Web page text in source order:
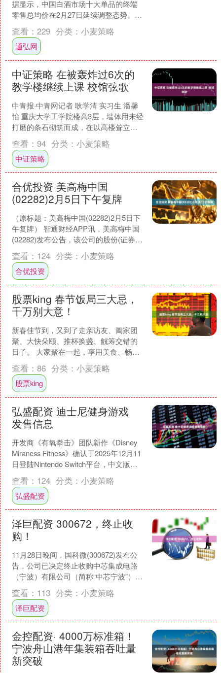
据显示，中国白酒市场十大单品的终端
零售总均价在2月27日延续调整态势。如
果十大单品各取一瓶整体打包售卖，今
日总售价为91....
查看： 229 分类： 小麦策略
通弘网
中证策略 在被轰炸过6次的
教学楼继续上课 校馆弦歌
中青报·中青网记者 耿学清 实习生 潘馨
怡 重庆大学工学院楼高3层，墙体用未经
打磨的条石砌筑而成，在以高楼耸立闻
名的山城重庆并不突出，却是重庆大学
的精神象征之一....
查看： 94 分类： 小麦策略
中证策略
合优投资 美高梅中国
(02282)2月5日下午复牌
（原标题：美高梅中国(02282)2月5日下
午复牌） 智通财经APP讯，美高梅中国
(02282)发布公告，该公司的股份(证券代
号：02282)和债券(证券代号：....
查看： 124 分类： 小麦策略
合优投资
股票king 春节饭局三大忌，
千万别大意！
新春佳节到，又到了走亲访友、阖家团
聚、大快朵颐、推杯换盏、觥筹交错的
日子。 大家聚在一起，享用美食、畅谈
心事，感受浓浓的年味和亲情。然而，
在此期间，一些不注意的....
查看： 86 分类： 小麦策略
股票king
弘盛配资 迪士尼健身游戏
发售信息
开发商《有氧拳击》团队新作《Disney
Miraness Fitness》确认于2025年12月11
日登陆Nintendo Switch平台，中文版同
步推出。....
查看： 124 分类： 小麦策略
弘盛配资
泽巨配资 300672，终止收
购！
11月28日晚间，国科微(300672)发布公
告，公司已决定终止收购中芯集成电路
（宁波）有限公司（简称“中芯宁波”）
94.366%的股权，终止原因系交易相关事
项....
查看： 113 分类： 小麦策略
泽巨配资
金控配资· 4000万标准箱！
宁波舟山港年集装箱吞吐量
新突破